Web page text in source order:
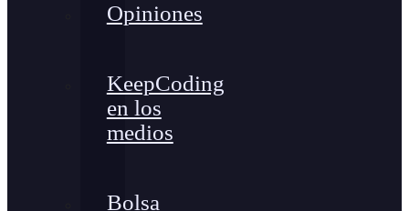
Opiniones
KeepCoding
en los
medios
Bolsa